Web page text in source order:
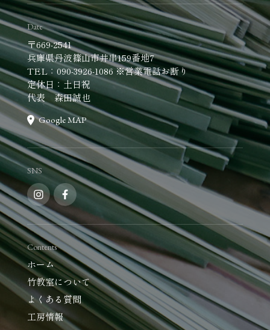
Date
〒669-2541
兵庫県丹波篠山市井串159番地7
TEL：090-3926-1086 ※営業電話お断り
定休日：土日祝
代表 森田誠也
Google MAP
SNS
Contents
ホーム
竹教室について
よくある質問
工房情報